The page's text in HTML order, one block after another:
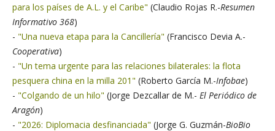
para los países de A.L. y el Caribe" (Claudio Rojas R.-Resumen
Informativo 368)
- "Una nueva etapa para la Cancillería" (Francisco Devia A.-
Cooperativa)
- "Un tema urgente para las relaciones bilaterales: la flota
pesquera china en la milla 201" (Roberto García M.-Infobae)
- "Colgando de un hilo" (Jorge Dezcallar de M.- El Periódico de
Aragón)
- "2026: Diplomacia desfinanciada" (Jorge G. Guzmán-BioBio